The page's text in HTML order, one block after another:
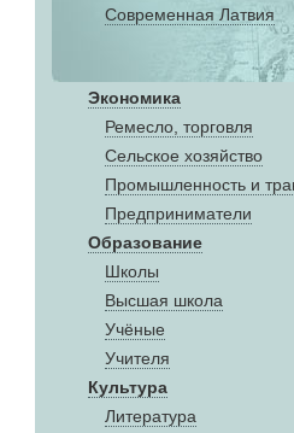
Современная Латвия
Экономика
Ремесло, торговля
Сельское хозяйство
Промышленность и
Предприниматели
Образование
Школы
Высшая школа
Учёные
Учителя
Культура
Литература